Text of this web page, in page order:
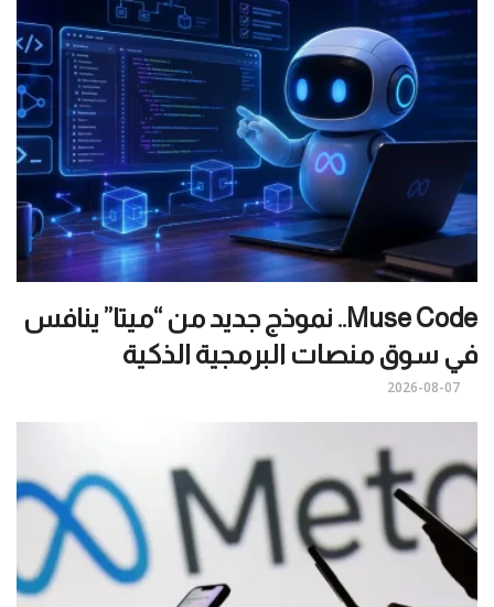
Muse Code.. نموذج جديد من “ميتا” ينافس
في سوق منصات البرمجية الذكية
2026-08-07